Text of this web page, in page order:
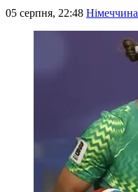
05 серпня, 22:48 Німеччина